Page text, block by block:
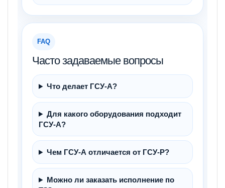
FAQ
Часто задаваемые вопросы
Что делает ГСУ-А?
Для какого оборудования подходит
ГСУ-А?
Чем ГСУ-А отличается от ГСУ-Р?
Можно ли заказать исполнение по